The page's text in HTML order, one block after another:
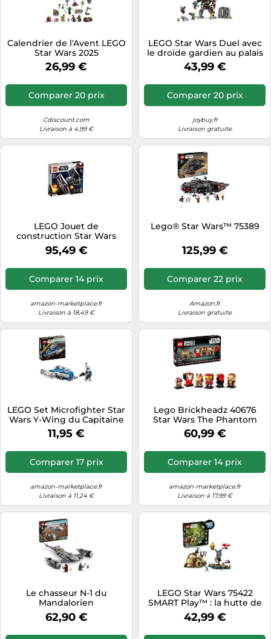
Calendrier de l'Avent LEGO
Star Wars 2025
26,99 €
Comparer 20 prix
Cdiscount.com
Livraison à 4,99 €
LEGO Star Wars Duel avec
le droïde gardien au palais
des Hutt, Jouets de
construction
43,99 €
Comparer 20 prix
joybuy.fr
Livraison gratuite
LEGO Jouet de
construction Star Wars
75300 TIE Fighter impérial
95,49 €
Comparer 14 prix
amazon-marketplace.fr
Livraison à 18,49 €
Lego® Star Wars™ 75389
125,99 €
Comparer 22 prix
Amazon.fr
Livraison gratuite
LEGO Set Microfighter Star
Wars Y-Wing du Capitaine
Rex 75391
11,95 €
Comparer 17 prix
amazon-marketplace.fr
Livraison à 11,24 €
Lego Brickheadz 40676
Star Wars The Phantom
Menace 10+ 732 pièces avec
Figurines à Construire de
différents Personnages
60,99 €
Comparer 14 prix
amazon-marketplace.fr
Livraison à 17,99 €
Le chasseur N-1 du
Mandalorien
62,90 €
LEGO Star Wars 75422
SMART Play™ : la hutte de
Yoda et l’entraînement Jedi
42,99 €